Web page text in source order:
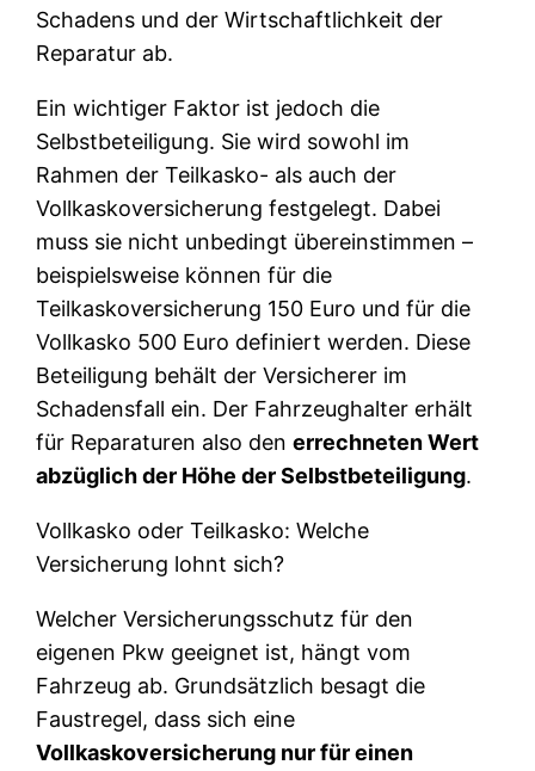
Schadens und der Wirtschaftlichkeit der
Reparatur ab.
Ein wichtiger Faktor ist jedoch die
Selbstbeteiligung. Sie wird sowohl im
Rahmen der Teilkasko- als auch der
Vollkaskoversicherung festgelegt. Dabei
muss sie nicht unbedingt übereinstimmen –
beispielsweise können für die
Teilkaskoversicherung 150 Euro und für die
Vollkasko 500 Euro definiert werden. Diese
Beteiligung behält der Versicherer im
Schadensfall ein. Der Fahrzeughalter erhält
für Reparaturen also denerrechneten Wert
abzüglich der Höhe der Selbstbeteiligung.
Vollkasko oder Teilkasko: Welche
Versicherung lohnt sich?
Welcher Versicherungsschutz für den
eigenen Pkw geeignet ist, hängt vom
Fahrzeug ab. Grundsätzlich besagt die
Faustregel, dass sich eine
Vollkaskoversicherung nur für einen